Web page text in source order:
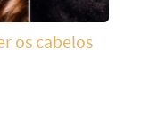
os cabelos